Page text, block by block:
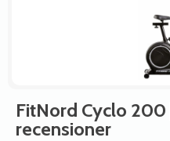
FitNord Cyclo 200
recensioner